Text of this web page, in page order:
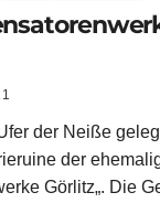
der Neiße
der
Görlitz„. Die